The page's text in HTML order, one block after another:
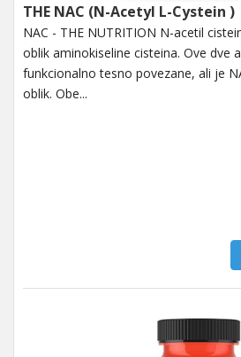
THE NAC (N-Acetyl L-Cystein )
NAC - THE NUTRITION N-acetil
oblik aminokiseline cisteina. Ove dve
funkcionalno tesno povezane, ali je
oblik. Obe...